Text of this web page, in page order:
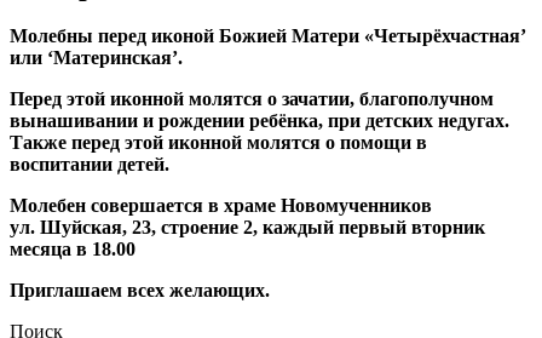
Молебны перед иконой Божией Матери «Четырёхчастная’
или ‘Материнская’.
Перед этой иконной молятся о зачатии, благополучном
вынашивании и рождении ребёнка, при детских недугах.
Также перед этой иконной молятся о помощи в
воспитании детей.
Молебен совершается в храме Новомученников
ул. Шуйская, 23, строение 2, каждый первый вторник
месяца в 18.00
Приглашаем всех желающих.
Поиск